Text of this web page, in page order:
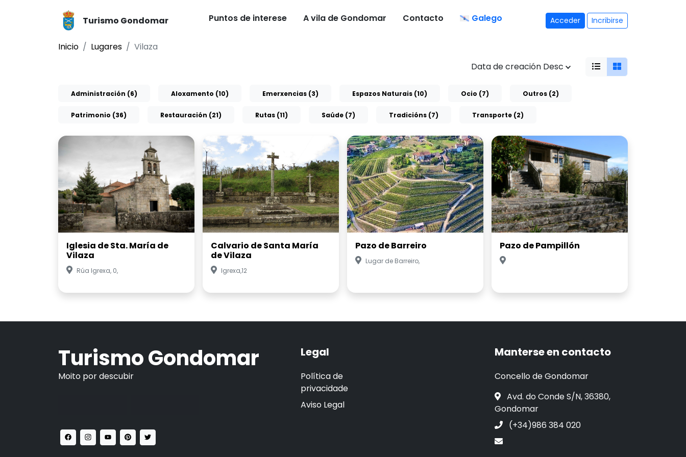
Turismo Gondomar Puntos de interese A vila de Gondomar Contacto Galego Acceder Incribirse
Inicio Lugares
Vilaza
Data de creación Desc
Administración (6) Aloxamento (10) Emerxencias (3) Espazos Naturais (10) Ocio (7) Outros (2)
Patrimonio (36) Restauración (21) Rutas (11) Saúde (7) Tradicións (7) Transporte (2)
Iglesia de Sta. María de
Vilaza
Rúa Igrexa, 0,
Calvario de Santa María
de Vilaza
Igrexa,12
Pazo de Barreiro
Lugar de Barreiro,
Pazo de Pampillón
Turismo Gondomar
Moito por descubir
Legal
Política de
privacidade
Aviso Legal
Manterse en contacto
Concello de Gondomar
Avd. do Conde S/N, 36380,
Gondomar
(+34)986 384 020